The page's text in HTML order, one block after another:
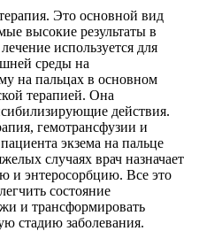
Это основной вид
высокие результаты в
используется для
среды на
на пальцах в основном
терапией. Она
действия.
гемотрансфузии и
экзема на пальце
случаях врач назначает
и энтеросорбцию. Все это
состояние
и трансформировать
стадию заболевания.